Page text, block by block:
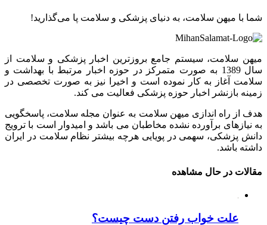
شما با میهن سلامت، به دنیای پزشکی و سلامت پا می‌گذارید!
میهن سلامت، سیستم جامع بروزترین اخبار پزشکی و سلامت از
سال 1389 به صورت متمرکز در حوزه اخبار مرتبط با بهداشت و
سلامت آغاز به کار نموده است و اخیرا نیز به صورت تخصصی در
زمینه بازنشر اخبار حوزه پزشکی فعالیت می کند.
هدف از راه اندازی میهن سلامت به عنوان مجله سلامت، پاسخگویی
به نیازهای برآورده نشده مخاطبان می باشد و امیدوار است با ترویج
دانش پزشکی، سهمی در پویایی هرچه بیشتر نظام سلامت در ایران
داشته باشد.
مقالات در حال مشاهده
علت خواب رفتن دست چیست؟